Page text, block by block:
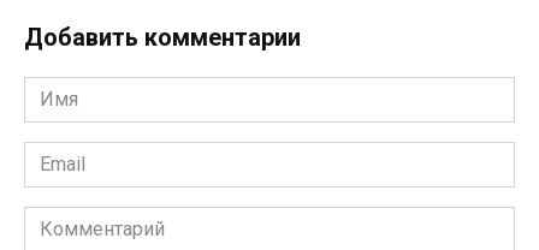
Добавить комментарии
Имя
*
Email
*
Комментарий